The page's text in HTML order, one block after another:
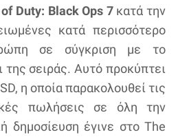
Duty: Black Ops 7κατά την
κατά περισσότερο
σε σύγκριση με το
της σειράς. Αυτό προκύπτει
η οποία παρακολουθεί τις
πωλήσεις σε όλη την
δημοσίευση έγινε στο The